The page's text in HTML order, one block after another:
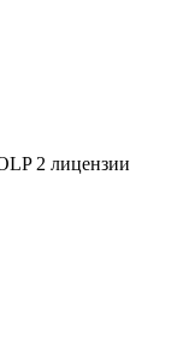
2 лицензии